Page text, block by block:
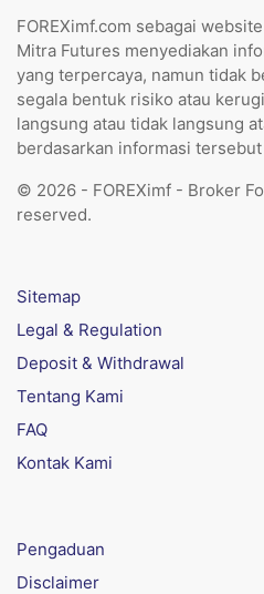
FOREXimf.com sebagai
Mitra Futures menyediakan
yang terpercaya, namun tidak
segala bentuk risiko atau
langsung atau tidak langsung
berdasarkan informasi tersebut
© 2026 - FOREXimf - Broker
reserved.
Sitemap
Legal & Regulation
Deposit & Withdrawal
Tentang Kami
FAQ
Kontak Kami
Pengaduan
Disclaimer